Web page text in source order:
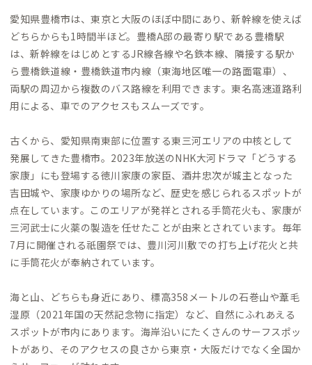
愛知県豊橋市は、東京と大阪のほぼ中間にあり、新幹線を使えば
どちらからも1時間半ほど。豊橋A邸の最寄り駅である豊橋駅
は、新幹線をはじめとするJR線各線や名鉄本線、隣接する駅か
ら豊橋鉄道線・豊橋鉄道市内線（東海地区唯一の路面電車）、
両駅の周辺から複数のバス路線を利用できます。東名高速道路利
用による、車でのアクセスもスムーズです。
古くから、愛知県南東部に位置する東三河エリアの中核として
発展してきた豊橋市。2023年放送のNHK大河ドラマ「どうする
家康」にも登場する徳川家康の家臣、酒井忠次が城主となった
吉田城や、家康ゆかりの場所など、歴史を感じられるスポットが
点在しています。このエリアが発祥とされる手筒花火も、家康が
三河武士に火薬の製造を任せたことが由来とされています。毎年
7月に開催される祇園祭では、豊川河川敷での打ち上げ花火と共
に手筒花火が奉納されています。
海と山、どちらも身近にあり、標高358メートルの石巻山や葦毛
湿原（2021年国の天然記念物に指定）など、自然にふれあえる
スポットが市内にあります。海岸沿いにたくさんのサーフスポッ
トがあり、そのアクセスの良さから東京・大阪だけでなく全国か